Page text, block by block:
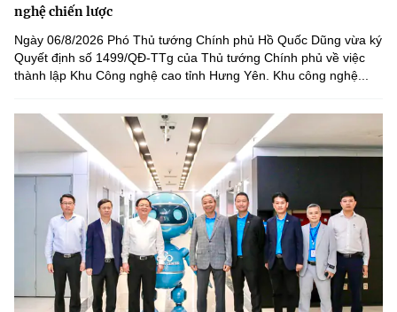
nghệ chiến lược
Ngày 06/8/2026 Phó Thủ tướng Chính phủ Hồ Quốc Dũng vừa ký
Quyết định số 1499/QĐ-TTg của Thủ tướng Chính phủ về việc
thành lập Khu Công nghệ cao tỉnh Hưng Yên. Khu công nghệ...